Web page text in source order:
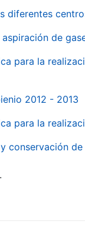
diferentes
de
para la
2012 - 2013
para la
conservación